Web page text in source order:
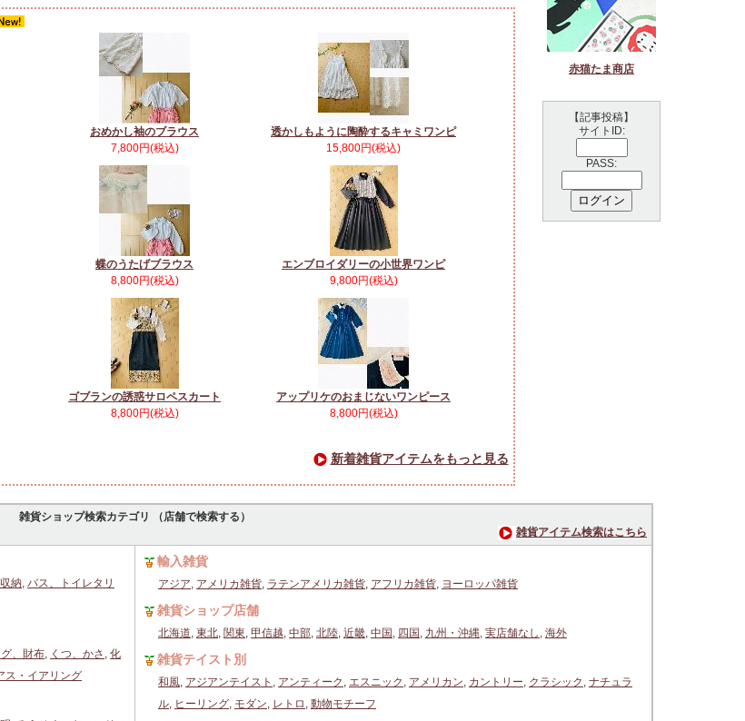
おめかし袖のブラウス
7,800円(税込)
透かしもように陶酔するキャミワンピ
15,800円(税込)
蝶のうたげブラウス
8,800円(税込)
エンブロイダリーの小世界ワンピ
9,800円(税込)
ゴブランの誘惑サロペスカート
8,800円(税込)
アップリケのおまじないワンピース
8,800円(税込)
新着雑貨アイテムをもっと見る
赤猫たま商店
【記事投稿】
サイトID:
PASS:
雑貨ショップ検索カテゴリ （店舗で検索する）
雑貨アイテム検索はこちら
収納, バス、トイレタリ
、財布, くつ、かさ , 化
ス・イアリング
輸入雑貨
アジア, アメリカ雑貨, ラテンアメリカ雑貨, アフリカ雑貨, ヨーロッパ雑貨
雑貨ショップ店舗
北海道, 東北, 関東, 甲信越, 中部, 北陸, 近畿, 中国 , 四国 , 九州・沖縄, 実店舗なし , 海外
雑貨テイスト別
和風, アジアンテイスト , アンティーク , エスニック , アメリカン, カントリー, クラシック , ナチュラ
ル, ヒーリング, モダン, レトロ , 動物モチーフ